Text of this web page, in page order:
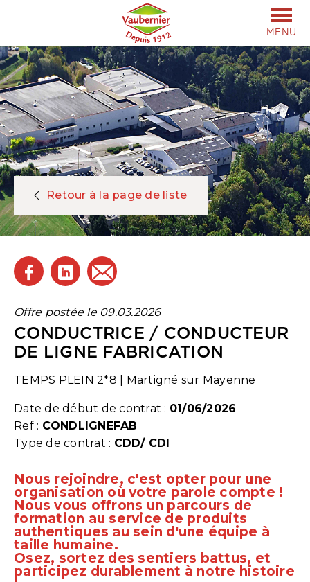
MENU
Retour à la page de liste
Offre postée le 09.03.2026
CONDUCTRICE / CONDUCTEUR
DE LIGNE FABRICATION
TEMPS PLEIN 2*8 Martigné sur Mayenne
Date de début de contrat : 01/06/2026
Ref : CONDLIGNEFAB
Type de contrat : CDD/ CDI
Nous rejoindre, c'est opter pour une
organisation où votre parole compte !
Nous vous offrons un parcours de
formation au service de produits
authentiques au sein d'une équipe à
taille humaine.
Osez, sortez des sentiers battus, et
participez durablement à notre histoire